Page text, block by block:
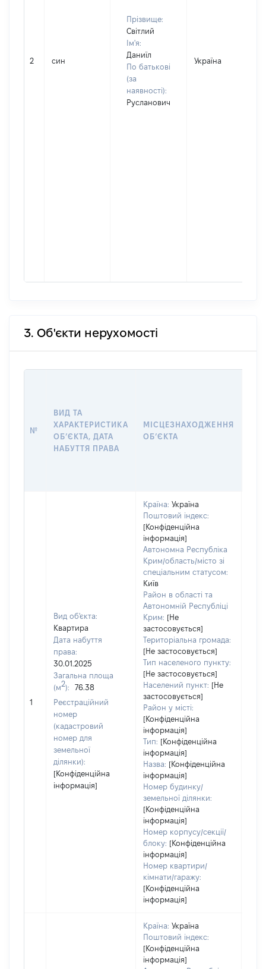
2 син
Прізвище:
Світлий
Ім'я:
Даниїл
По батькові
(за
наявності):
Русланович
Україна
3. Об'єкти нерухомості
№
ВИД ТА
ХАРАКТЕРИСТИКА
ОБʼЄКТА, ДАТА
НАБУТТЯ ПРАВА
МІСЦЕЗНАХОДЖЕННЯ
ОБʼЄКТА
1
Вид об'єкта:
Квартира
Дата набуття
права:
30.01.2025
Загальна площа
(м2):
76.38
Реєстраційний
номер
(кадастровий
номер для
земельної
ділянки):
[Конфіденційна
інформація]
Країна: Україна
Поштовий індекс:
[Конфіденційна
інформація]
Автономна Республіка
Крим/область/місто зі
спеціальним статусом:
Київ
Район в області та
Автономній Республіці
Крим: [Не
застосовується]
Територіальна громада:
[Не застосовується]
Тип населеного пункту:
[Не застосовується]
Населений пункт: [Не
застосовується]
Район у місті:
[Конфіденційна
інформація]
Тип: [Конфіденційна
інформація]
Назва: [Конфіденційна
інформація]
Номер будинку/
земельної ділянки:
[Конфіденційна
інформація]
Номер корпусу/секції/
блоку: [Конфіденційна
інформація]
Номер квартири/
кімнати/гаражу:
[Конфіденційна
інформація]
Країна: Україна
Поштовий індекс:
[Конфіденційна
інформація]